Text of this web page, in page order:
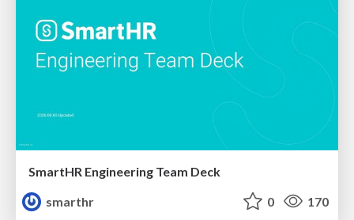
SmartHR Engineering Team Deck
smarthr
0 170